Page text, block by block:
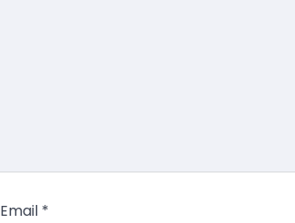
Email *